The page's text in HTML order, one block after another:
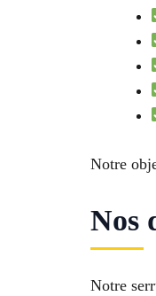
Notre
Nos
Notre